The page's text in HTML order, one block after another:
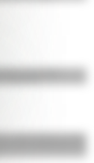
¿es el Truco
y Simón Bolívar: así fue